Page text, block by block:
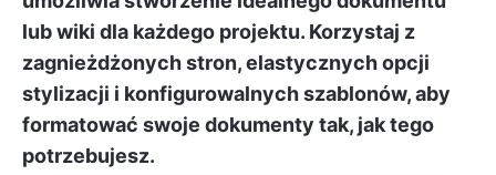
lub wiki dla każdego projektu. Korzystaj z
zagnieżdżonych stron, elastycznych opcji
stylizacji i konfigurowalnych szablonów, aby
formatować swoje dokumenty tak, jak tego
potrzebujesz.